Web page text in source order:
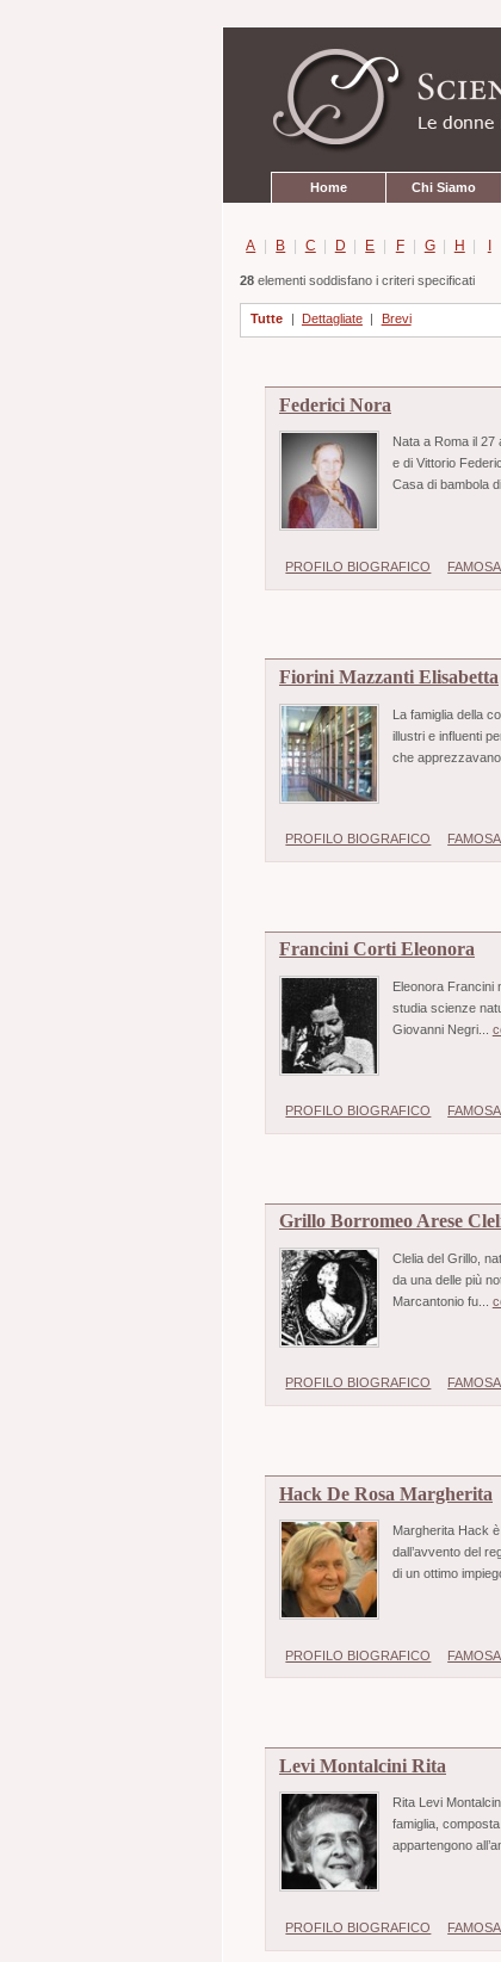
contenuti.
navigazione
Home Chi Siamo
A | B | C | D | E | F | G | H | I
28elementi soddisfano i criteri specificati
Tutte Dettagliate Brevi
Federici Nora
Nata a Roma il 27
e di Vittorio
Casa di bambola
PROFILO BIOGRAFICO
Fiorini Mazzanti Elisabetta
La famiglia della
illustri e influenti
che apprezzavano
PROFILO BIOGRAFICO
Francini Corti Eleonora
Eleonora Francini
studia scienze
Giovanni Negri...
PROFILO BIOGRAFICO
Grillo Borromeo Arese
Clelia del Grillo,
da una delle più
Marcantonio fu...
PROFILO BIOGRAFICO
Hack De Rosa Margherita
Margherita Hack
dall’avvento del
di un ottimo
PROFILO BIOGRAFICO
Levi Montalcini Rita
Rita Levi
famiglia,
appartengono
PROFILO BIOGRAFICO